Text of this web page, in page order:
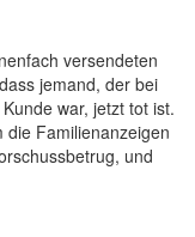
versendeten
jemand, der bei
war, jetzt tot ist.
die Familienanzeigen
und